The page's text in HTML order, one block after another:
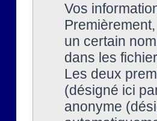
Vos
un certain
dans les
Les deux
(désigné ici
anonyme